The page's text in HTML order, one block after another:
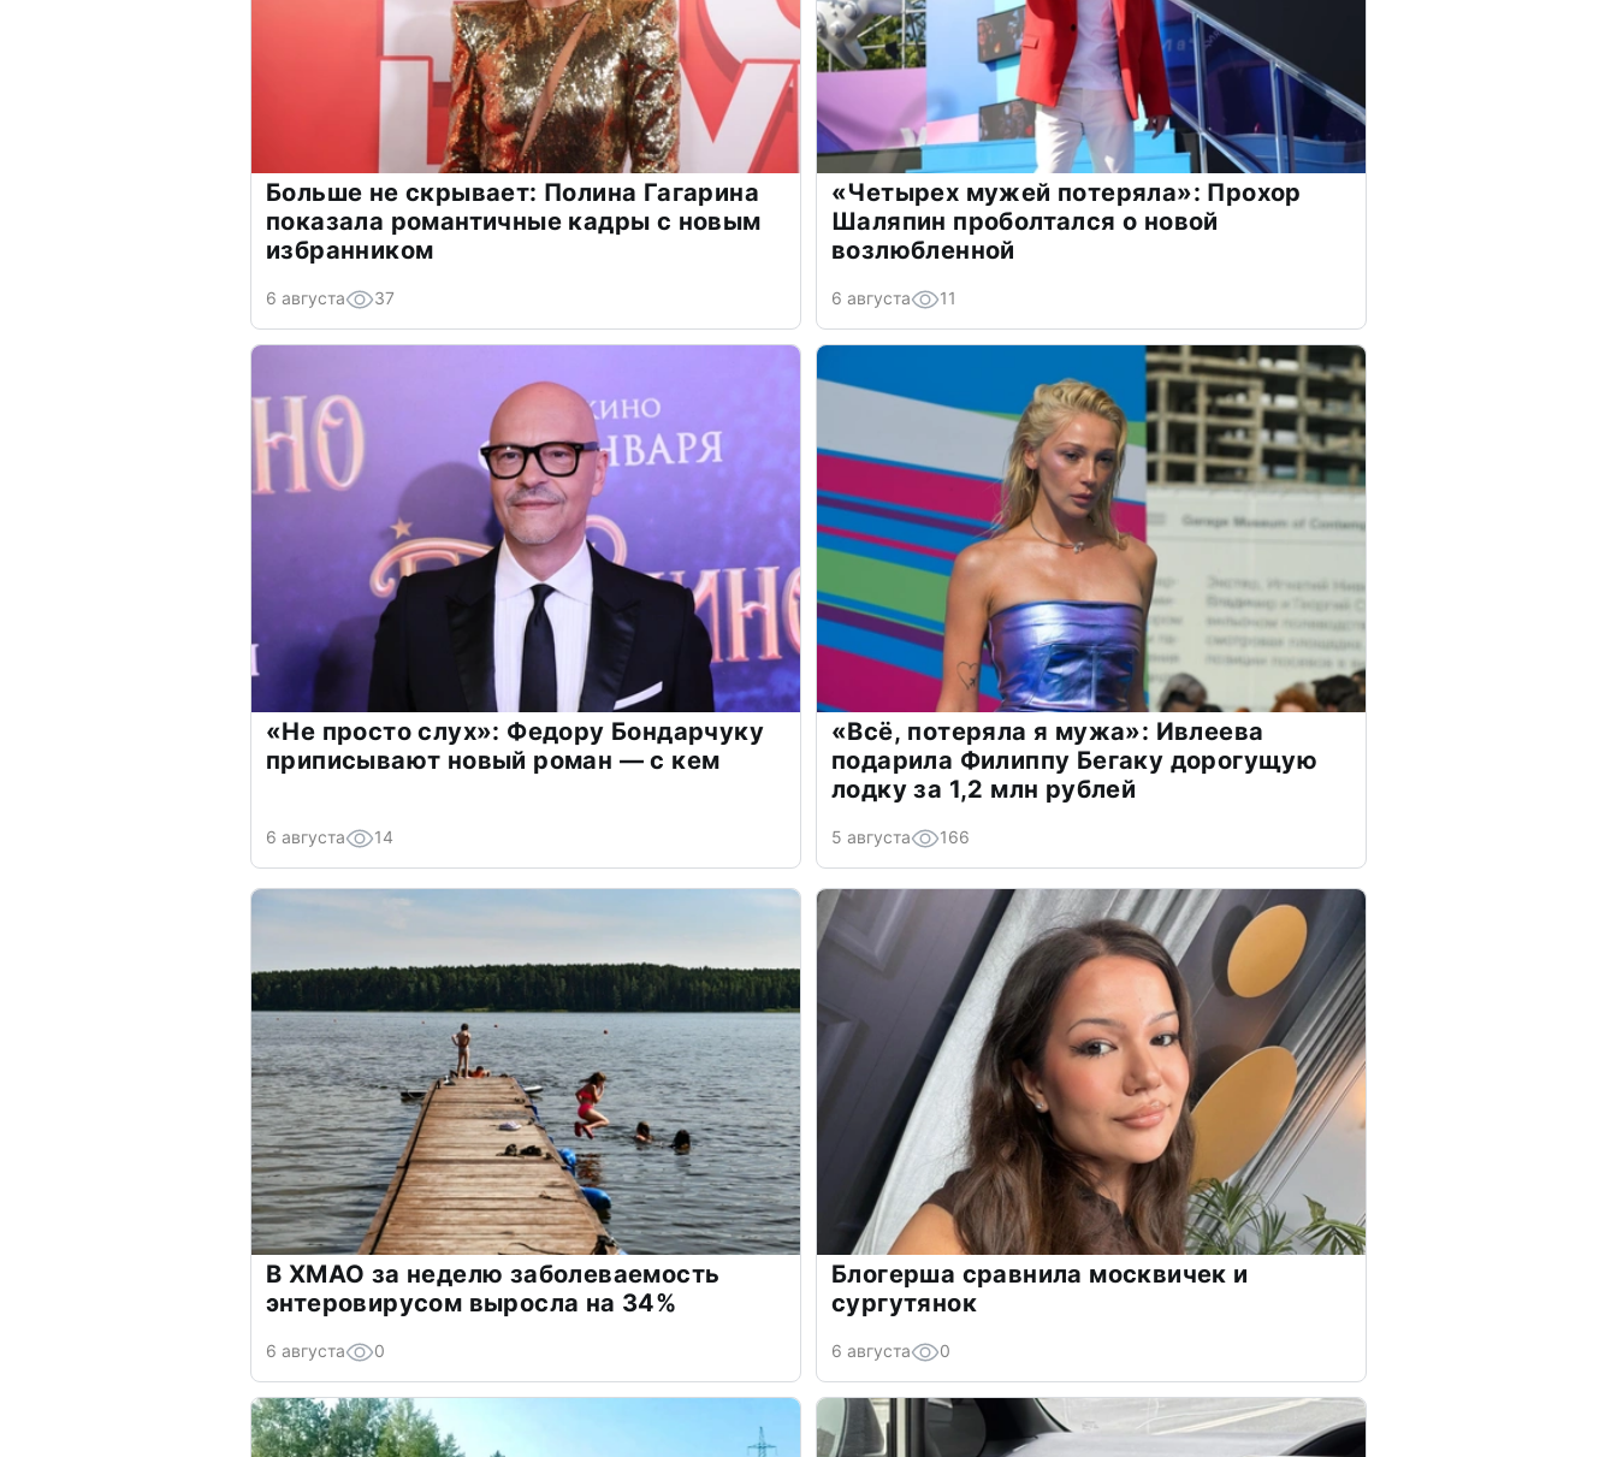
Больше не скрывает: Полина Гагарина
показала романтичные кадры с новым
избранником
6 августа 37
«Четырех мужей потеряла»: Прохор
Шаляпин проболтался о новой
возлюбленной
6 августа 11
«Не просто слух»: Федору Бондарчуку
приписывают новый роман — с кем
6 августа 14
«Всё, потеряла я мужа»: Ивлеева
подарила Филиппу Бегаку дорогущую
лодку за 1,2 млн рублей
5 августа 166
В ХМАО за неделю заболеваемость
энтеровирусом выросла на 34%
6 августа 0
Блогерша сравнила москвичек и
сургутянок
6 августа 0